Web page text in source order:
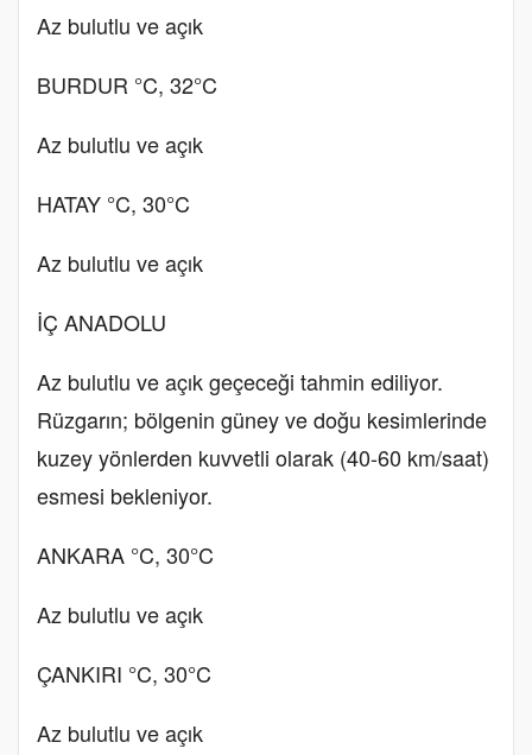
Az bulutlu ve açık
BURDUR °C, 32°C
Az bulutlu ve açık
HATAY °C, 30°C
Az bulutlu ve açık
İÇ ANADOLU
Az bulutlu ve açık geçeceği tahmin ediliyor.
Rüzgarın; bölgenin güney ve doğu kesimlerinde
kuzey yönlerden kuvvetli olarak (40-60 km/saat)
esmesi bekleniyor.
ANKARA °C, 30°C
Az bulutlu ve açık
ÇANKIRI °C, 30°C
Az bulutlu ve açık